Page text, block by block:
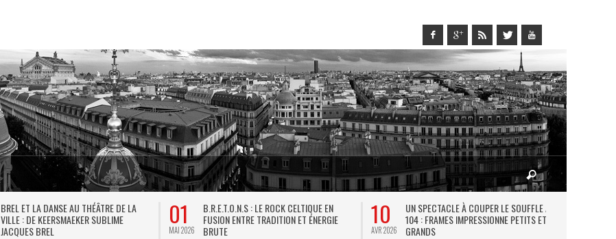
BREL ET LA DANSE AU THÉÂTRE DE LA
VILLE : DE KEERSMAEKER SUBLIME
JACQUES BREL
01
MAI 2026
B.R.E.T.O.N.S : LE ROCK CELTIQUE EN
FUSION ENTRE TRADITION ET ÉNERGIE
BRUTE
10
AVR 2026
UN SPECTACLE À COUPER LE SOUFFLE AU
104 : FRAMES IMPRESSIONNE PETITS ET
GRANDS